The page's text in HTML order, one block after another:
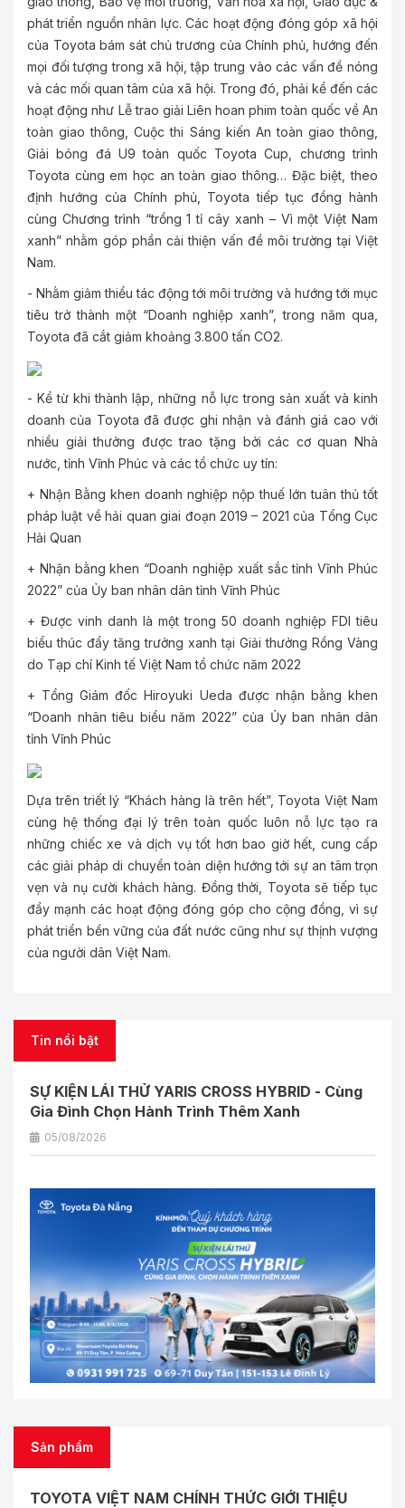
phát triển nguồn nhân lực. Các hoạt động đóng góp xã hội
của Toyota bám sát chủ trương của Chính phủ, hướng đến
mọi đối tượng trong xã hội, tập trung vào các vấn đề nóng
và các mối quan tâm của xã hội. Trong đó, phải kể đến các
hoạt động như Lễ trao giải Liên hoan phim toàn quốc về An
toàn giao thông, Cuộc thi Sáng kiến An toàn giao thông,
Giải bóng đá U9 toàn quốc Toyota Cup, chương trình
Toyota cùng em học an toàn giao thông… Đặc biệt, theo
định hướng của Chính phủ, Toyota tiếp tục đồng hành
cùng Chương trình “trồng 1 tỉ cây xanh – Vì một Việt Nam
xanh” nhằm góp phần cải thiện vấn đề môi trường tại Việt
Nam.
- Nhằm giảm thiểu tác động tới môi trường và hướng tới mục
tiêu trở thành một “Doanh nghiệp xanh”, trong năm qua,
Toyota đã cắt giảm khoảng 3.800 tấn CO2.
- Kể từ khi thành lập, những nỗ lực trong sản xuất và kinh
doanh của Toyota đã được ghi nhận và đánh giá cao với
nhiều giải thưởng được trao tặng bởi các cơ quan Nhà
nước, tỉnh Vĩnh Phúc và các tổ chức uy tín:
+ Nhận Bằng khen doanh nghiệp nộp thuế lớn tuân thủ tốt
pháp luật về hải quan giai đoạn 2019 – 2021 của Tổng Cục
Hải Quan
+ Nhận bằng khen “Doanh nghiệp xuất sắc tỉnh Vĩnh Phúc
2022” của Ủy ban nhân dân tỉnh Vĩnh Phúc
+ Được vinh danh là một trong 50 doanh nghiệp FDI tiêu
biểu thúc đẩy tăng trưởng xanh tại Giải thưởng Rồng Vàng
do Tạp chí Kinh tế Việt Nam tổ chức năm 2022
+ Tổng Giám đốc Hiroyuki Ueda được nhận bằng khen
“Doanh nhân tiêu biểu năm 2022” của Ủy ban nhân dân
tỉnh Vĩnh Phúc
Dựa trên triết lý “Khách hàng là trên hết”, Toyota Việt Nam
cùng hệ thống đại lý trên toàn quốc luôn nỗ lực tạo ra
những chiếc xe và dịch vụ tốt hơn bao giờ hết, cung cấp
các giải pháp di chuyển toàn diện hướng tới sự an tâm trọn
vẹn và nụ cười khách hàng. Đồng thời, Toyota sẽ tiếp tục
đẩy mạnh các hoạt động đóng góp cho cộng đồng, vì sự
phát triển bền vững của đất nước cũng như sự thịnh vượng
của người dân Việt Nam.
Tin nổi bật
SỰ KIỆN LÁI THỬ YARIS CROSS HYBRID - Cùng
Gia Đình Chọn Hành Trình Thêm Xanh
05/08/2026
Sản phẩm
TOYOTA VIỆT NAM CHÍNH THỨC GIỚI THIỆU